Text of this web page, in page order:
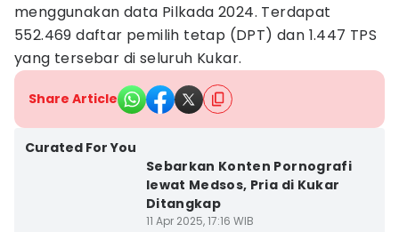
menggunakan data Pilkada 2024. Terdapat
552.469 daftar pemilih tetap (DPT) dan 1.447 TPS
yang tersebar di seluruh Kukar.
Share Article
Curated For You
Sebarkan Konten Pornografi
lewat Medsos, Pria di Kukar
Ditangkap
11 Apr 2025, 17:16 WIB